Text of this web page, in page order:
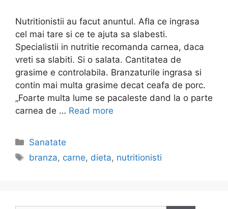
Nutritionistii au facut anuntul. Afla ce ingrasa
cel mai tare si ce te ajuta sa slabesti.
Specialistii in nutritie recomanda carnea, daca
vreti sa slabiti. Si o salata. Cantitatea de
grasime e controlabila. Branzaturile ingrasa si
contin mai multa grasime decat ceafa de porc.
„Foarte multa lume se pacaleste dand la o parte
carnea de … Read more
Categories
Sanatate
Tags
branza, carne, dieta, nutritionisti